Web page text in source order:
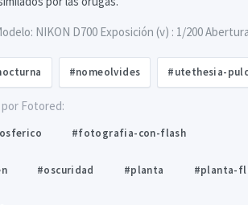
NIKON D700 Exposición (v) : 1/200
#nomeolvides #utethesia-
Fotored:
#fotografia-con-flash
#oscuridad #planta #planta-